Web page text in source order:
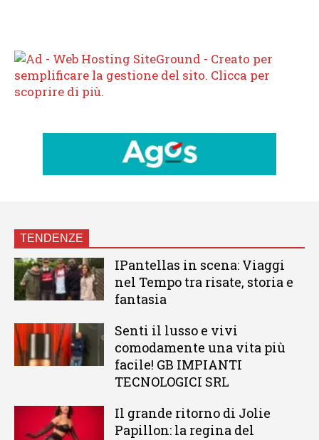
TENDENZE
IPantellas in scena: Viaggi
nel Tempo tra risate, storia e
fantasia
Senti il lusso e vivi
comodamente una vita più
facile! GB IMPIANTI
TECNOLOGICI SRL
Il grande ritorno di Jolie
Papillon: la regina del